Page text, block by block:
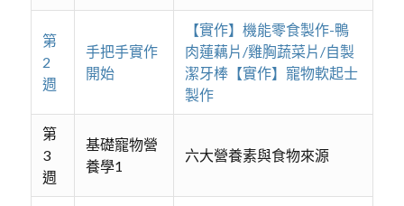
第
2
週
手把手實作
開始
【實作】機能零食製作-鴨
肉蓮藕片/雞胸蔬菜片/自製
潔牙棒【實作】寵物軟起士
製作
第
3
週
基礎寵物營
養學1
六大營養素與食物來源